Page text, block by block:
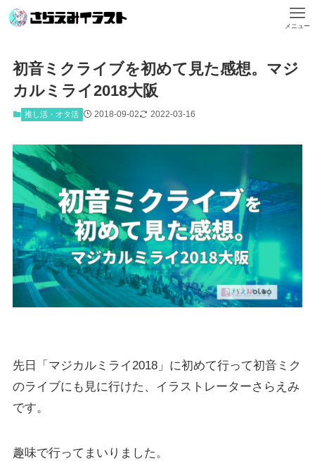
メニュー
初音ミクライブを初めて見た感想。マジ
カルミライ2018大阪
推し活・オタ活 2018-09-02 2022-03-16
先日「マジカルミライ2018」に初めて行って初音ミク
のライブにも見に行けた、イラストレーターさらえみ
です。
趣味で行ってまいりました。